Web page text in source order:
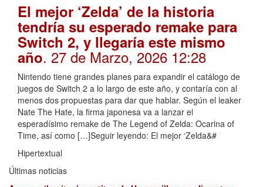
El mejor ‘Zelda’ de la historia
tendría su esperado remake para
Switch 2, y llegaría este mismo
año. 27 de Marzo, 2026 12:28
Nintendo tiene grandes planes para expandir el catálogo de
juegos de Switch 2 a lo largo de este año, y contaría con al
menos dos propuestas para dar que hablar. Según el leaker
Nate The Hate, la firma japonesa va a lanzar el
esperadísimo remake de The Legend of Zelda: Ocarina of
Time, así como […]Seguir leyendo: El mejor ‘Zelda&#
Hipertextual
Últimas noticias